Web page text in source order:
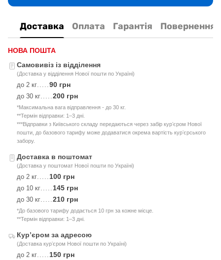
Доставка Оплата Гарантія Повернення
НОВА ПОШТА
Самовивіз із відділення
(Доставка у відділення Нової пошти по Україні)
до 2 кг.....90 грн
до 30 кг.....200 грн
*Максимальна вага відправлення - до 30 кг.
**Термін відправки: 1–3 дні.
***Відправки з Київського складу передаються через забір курʼєром Нової
пошти, до базового тарифу може додаватися окрема вартість курʼєрського
забору.
Доставка в поштомат
(Доставка у поштомат Нової пошти по Україні)
до 2 кг.....100 грн
до 10 кг.....145 грн
до 30 кг.....210 грн
*До базового тарифу додається 10 грн за кожне місце.
**Термін відправки: 1–3 дні.
Курʼєром за адресою
(Доставка курʼєром Нової пошти по Україні)
до 2 кг.....150 грн